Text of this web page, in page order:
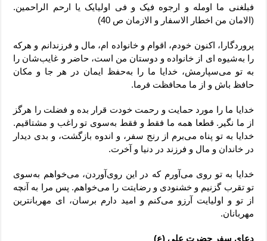
فبلغنی ما اومله و ارجوه فیک و فی اولیایک یا ارحم الراحمین.
(الامان من اخطار الاسفار و الازمان ص 40)
پروردگارا، اکنون خودم، اقوام و خانواده ام، مال و فرزندانم و هرکه
را به‌شیوه ای از خانواده و دوستان من است، حاضر و غایب‌شان را
به تو می‌سپارمش، خدایا ما را به‌حفظ ایمان در هر جا و مکان
حافظ باش و از ما محافظت فرما.
خدایا ما را مورد حمایت و رحمت خودت‏ قرار بده و فضلت را هرگز
از ما نگیر. قطعا همه ما فقط و فقط به‌سوی تو راغب و مشتاقیم.
خدایا به تو پناه می‌برم از رنج سفر، و اندوه بازگشت، و بدی دیدار
در خاندان و مال و فرزند در دنیا و آخرت.‏
خدایا به تو روی می‌آورم که در این روی‌آوردن، می‌خواهم به‌سوی
تو تقرب گزنیم و خشنودی و رضایتت را می‌خواهم. پس مرا به آنچه
از تو و اولیایت آرزو می‌کنم و امید دارم برسان، ای مهربان‏ترین
مهربانان.
دعای سفر حضرت علی (ع)